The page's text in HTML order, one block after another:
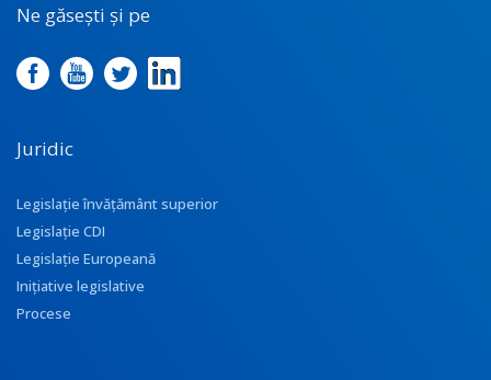
Ne găsești și pe
Juridic
Legislație învățământ superior
Legislație CDI
Legislație Europeană
Inițiative legislative
Procese